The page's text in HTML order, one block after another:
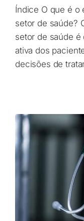
Índice O que é o
setor de saúde?
setor de saúde
ativa dos
decisões de